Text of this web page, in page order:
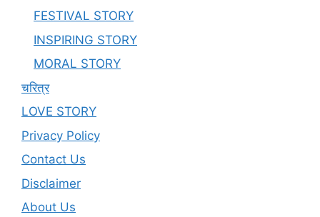
FESTIVAL STORY
INSPIRING STORY
MORAL STORY
चरित्र
LOVE STORY
Privacy Policy
Contact Us
Disclaimer
About Us